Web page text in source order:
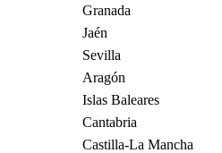
Granada
Jaén
Sevilla
Aragón
Islas Baleares
Cantabria
Castilla-La Mancha